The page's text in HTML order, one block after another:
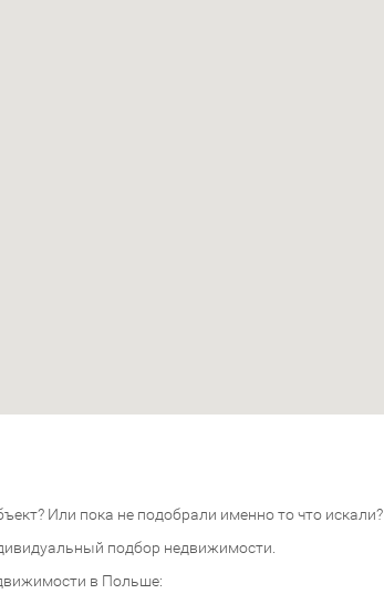
Или пока не подобрали именно то что искали?
подбор недвижимости.
в Польше: